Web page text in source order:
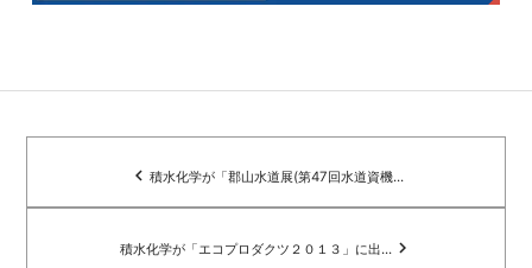
navigate_before 積水化学が「郡山水道展(第47回水道資機...
積水化学が「エコプロダクツ２０１３」に出... navigate_next